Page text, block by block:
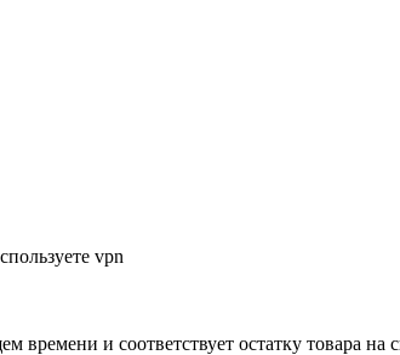
vpn
времени и соответствует остатку товара на